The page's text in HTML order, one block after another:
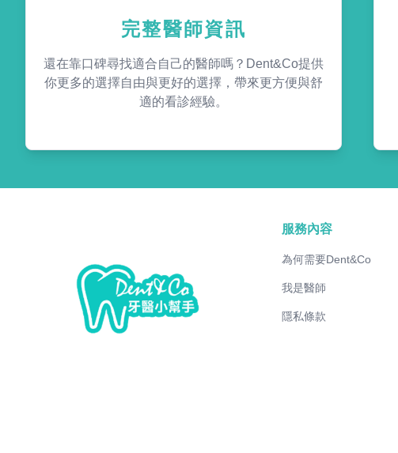
完整醫師資訊
還在靠口碑尋找適合自己的醫師嗎？Dent&Co提供
你更多的選擇自由與更好的選擇，帶來更方便與舒
適的看診經驗。
服務內容
為何需要Dent&Co
我是醫師
隱私條款